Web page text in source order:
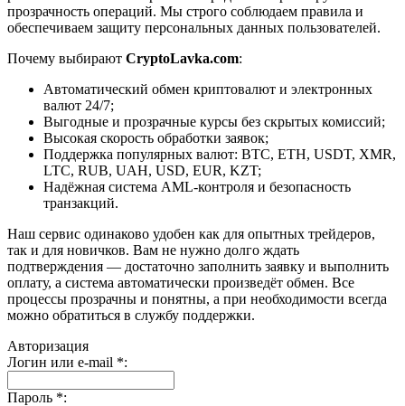
прозрачность операций. Мы строго соблюдаем правила и
обеспечиваем защиту персональных данных пользователей.
Почему выбирают CryptoLavka.com:
Автоматический обмен криптовалют и электронных
валют 24/7;
Выгодные и прозрачные курсы без скрытых комиссий;
Высокая скорость обработки заявок;
Поддержка популярных валют: BTC, ETH, USDT, XMR,
LTC, RUB, UAH, USD, EUR, KZT;
Надёжная система AML-контроля и безопасность
транзакций.
Наш сервис одинаково удобен как для опытных трейдеров,
так и для новичков. Вам не нужно долго ждать
подтверждения — достаточно заполнить заявку и выполнить
оплату, а система автоматически произведёт обмен. Все
процессы прозрачны и понятны, а при необходимости всегда
можно обратиться в службу поддержки.
Авторизация
Логин или e-mail *:
Пароль *: